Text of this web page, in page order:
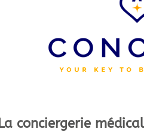
La conciergerie